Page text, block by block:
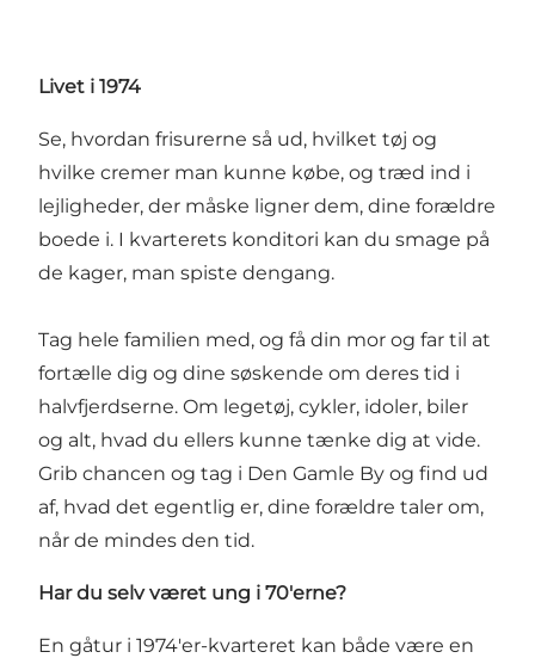
Livet i 1974
Se, hvordan frisurerne så ud, hvilket tøj og
hvilke cremer man kunne købe, og træd ind i
lejligheder, der måske ligner dem, dine forældre
boede i. I kvarterets konditori kan du smage på
de kager, man spiste dengang.
Tag hele familien med, og få din mor og far til at
fortælle dig og dine søskende om deres tid i
halvfjerdserne. Om legetøj, cykler, idoler, biler
og alt, hvad du ellers kunne tænke dig at vide.
Grib chancen og tag i Den Gamle By og find ud
af, hvad det egentlig er, dine forældre taler om,
når de mindes den tid.
Har du selv været ung i 70'erne?
En gåtur i 1974'er-kvarteret kan både være en